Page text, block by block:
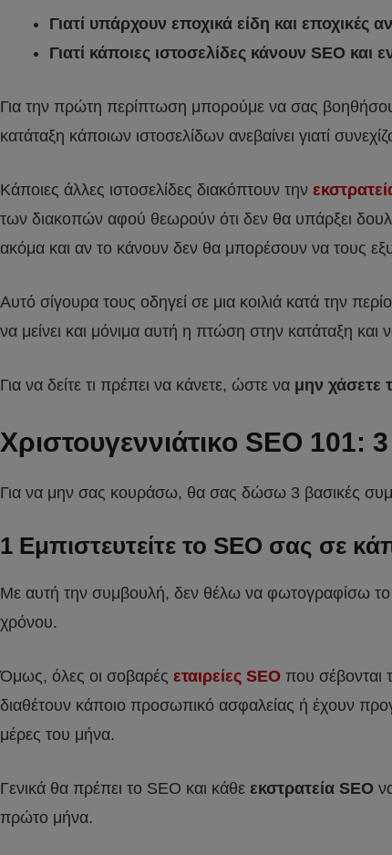
Γιατί υπάρχουν εποχικά είδη και εποχικές
Γιατί κάποιες ιστοσελίδες κάνουν SEO
Για την πρώτη περίπτωση μπορούμε να σας
κατάταξη κάποιων ιστοσελίδων ανεβαίνει γιατί
Κάποιες άλλες ιστοσελίδες διακόπτουν την
των διακοπών αφού θεωρούν ότι δεν θα υπάρξει
ακόμα και αν το κάνουν δεν θα μπορέσουν να τους
Αυτό σίγουρα τους οδηγεί σε μια κοιλιά κατά την
να μείνει και μόνιμα αυτή η πτώση στην κατάταξη
Για να δείτε τι πρέπει να κάνετε, ώστε να μην χάσετε
Χριστουγεννιάτικο SEO 101:
Για να μην σας κουράσω, θα σας δώσω 3 βασικές
1 Εμπιστευτείτε το SEO σας σε
Με αυτή την συμβουλή, δεν θέλω να φωτογραφίσω το
χρόνου.
Όμως, όλες οι σοβαρές εταιρείες SEO που σέβονται
διαθέτουν κάποιο προσωπικό ασφαλείας ή έχουν
μέρες του μήνα.
Γενικά θα πρέπει το SEO και κάθε εκστρατεία SEO
πρώτο μήνα.